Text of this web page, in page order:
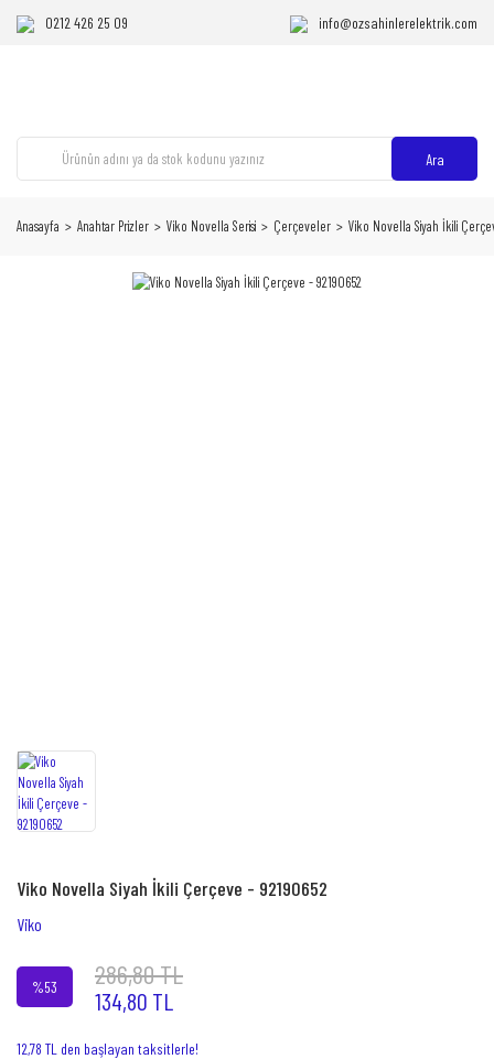
0212 426 25 09 info@ozsahinlerelektrik.com
Ara
Anasayfa Anahtar Prizler Viko Novella Serisi Çerçeveler Viko Novella Siyah İkili
Viko Novella Siyah İkili Çerçeve - 92190652
Viko
%53 286,80 TL
134,80 TL
12,78 TL den başlayan taksitlerle!